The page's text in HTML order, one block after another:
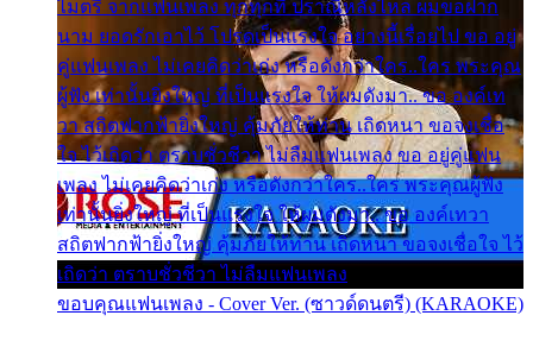
ไมตรี จากแฟนเพลง ทุกทุกที่ ปราณีหลั่งไหล ผมขอฝาก
นาม ยอดรักเอาไว้ โปรดเป็นแรงใจ อย่างนี้เรื่อยไป ขอ อยู่
คู่แฟนเพลง ไม่เคยคิดว่าเก่ง หรือดังกว่าใคร..ใคร พระคุณ
ผู้ฟัง เท่านั้นยิ่งใหญ่ ที่เป็นแรงใจ ให้ผมดังมา.. ขอ องค์เท
วา สถิตฟากฟ้ายิ่งใหญ่ คุ้มภัยให้ท่าน เถิดหนา ขอจงเชื่อ
ใจ ไว้เถิดว่า ตราบชั่วชีวา ไม่ลืมแฟนเพลง ขอ อยู่คู่แฟน
เพลง ไม่เคยคิดว่าเก่ง หรือดังกว่าใคร..ใคร พระคุณผู้ฟัง
เท่านั้นยิ่งใหญ่ ที่เป็นแรงใจ ให้ผมดังมา.. ขอ องค์เทวา
สถิตฟากฟ้ายิ่งใหญ่ คุ้มภัยให้ท่าน เถิดหนา ขอจงเชื่อใจ ไว้
เถิดว่า ตราบชั่วชีวา ไม่ลืมแฟนเพลง
ขอบคุณแฟนเพลง - Cover Ver. (ซาวด์ดนตรี) (KARAOKE)